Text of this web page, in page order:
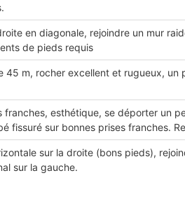
en diagonale, rejoindre un mur
de pieds requis
45 m, rocher excellent et rugueux, un
franches, esthétique, se déporter un
fissuré sur bonnes prises franches.
sur la droite (bons pieds),
sur la gauche.